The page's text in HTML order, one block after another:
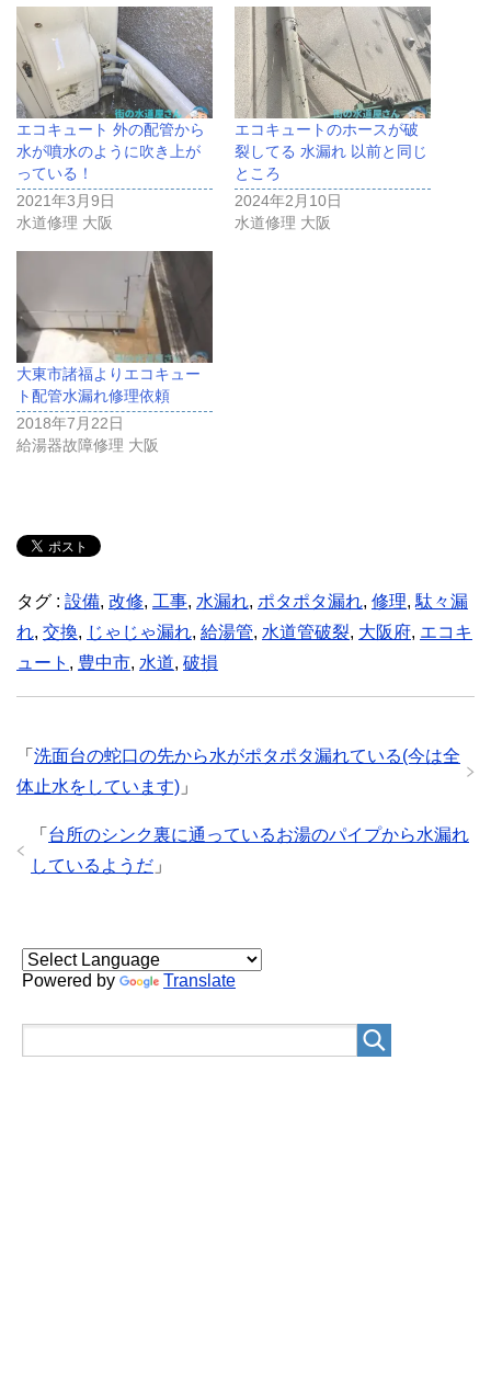
エコキュート 外の配管から
水が噴水のように吹き上が
っている！
2021年3月9日
水道修理 大阪
エコキュートのホースが破
裂してる 水漏れ 以前と同じ
ところ
2024年2月10日
水道修理 大阪
大東市諸福よりエコキュー
ト配管水漏れ修理依頼
2018年7月22日
給湯器故障修理 大阪
タグ : 設備, 改修, 工事, 水漏れ, ポタポタ漏れ, 修理, 駄々漏
れ, 交換, じゃじゃ漏れ, 給湯管, 水道管破裂, 大阪府, エコキ
ュート , 豊中市, 水道, 破損
「 洗面台の蛇口の先から水がポタポタ漏れている(今は全
体止水をしています) 」
「 台所のシンク裏に通っているお湯のパイプから水漏れ
しているようだ 」
Powered by Translate